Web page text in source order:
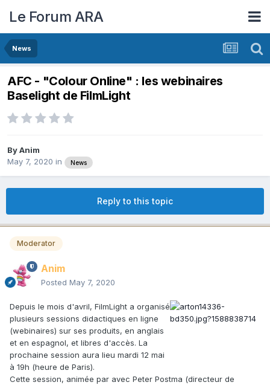
Le Forum ARA
News
AFC - "Colour Online" : les webinaires
Baselight de FilmLight
ByAnim
May 7, 2020 in News
Reply to this topic
Moderator
Anim
Posted May 7, 2020
Depuis le mois d'avril, FilmLight a organisé
plusieurs sessions didactiques en ligne
(webinaires) sur ses produits, en anglais
et en espagnol, et libres d'accès. La
prochaine session aura lieu mardi 12 mai
à 19h (heure de Paris).
Cette session, animée par avec Peter Postma (directeur de